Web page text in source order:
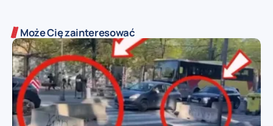
Może Cię zainteresować